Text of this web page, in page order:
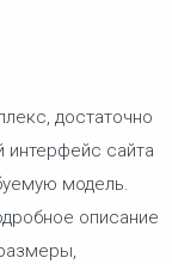
достаточно
интерфейс сайта
модель.
описание